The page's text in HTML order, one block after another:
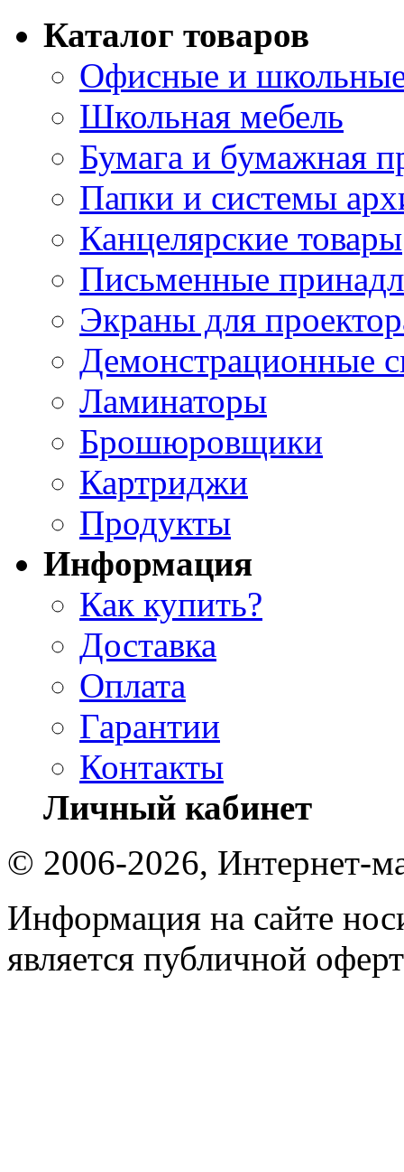
Каталог товаров
Офисные и
Школьная мебель
Бумага и бумажная
Папки и системы
Канцелярские товары
Письменные
Экраны для
Демонстрационные
Ламинаторы
Брошюровщики
Картриджи
Продукты
Информация
Как купить?
Доставка
Оплата
Гарантии
Контакты
Личный кабинет
© 2006-2026, Интернет-
Информация на сайте
является публичной